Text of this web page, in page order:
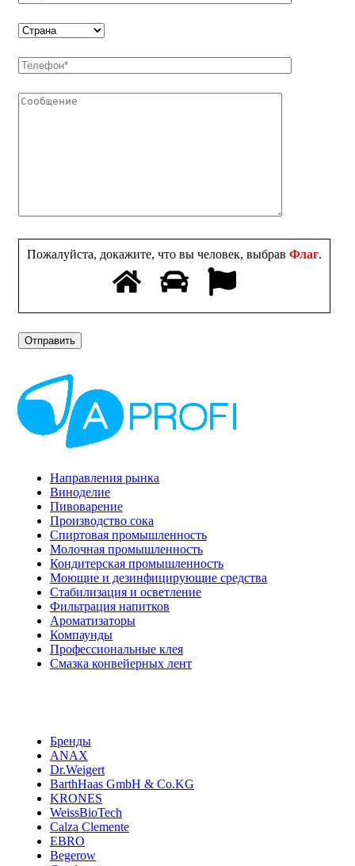
Пожалуйста, докажите, что вы человек, выбрав Флаг.
Направления рынка
Виноделие
Пивоварение
Производство сока
Спиртовая промышленность
Молочная промышленность
Кондитерская промышленность
Моющие и дезинфицирующие средства
Стабилизация и осветление
Фильтрация напитков
Ароматизаторы
Компаунды
Профессиональные клея
Смазка конвейерных лент
Бренды
ANAX
Dr.Weigert
BarthHaas GmbH & Co.KG
KRONES
WeissBioTech
Calza Clemente
EBRO
Begerow